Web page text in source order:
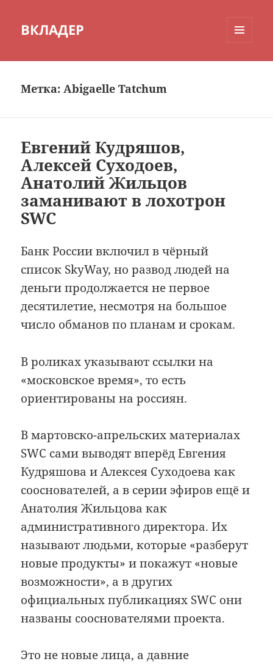
ВКЛАДЕР
Метка:Abigaelle Tatchum
Евгений Кудряшов,
Алексей Суходоев,
Анатолий Жильцов
заманивают в лохотрон
SWC
Банк России включил в чёрный
список SkyWay, но развод людей на
деньги продолжается не первое
десятилетие, несмотря на большое
число обманов по планам и срокам.
В роликах указывают ссылки на
«московское время», то есть
ориентированы на россиян.
В мартовско-апрельских материалах
SWC сами выводят вперёд Евгения
Кудряшова и Алексея Суходоева как
сооснователей, а в серии эфиров ещё и
Анатолия Жильцова как
административного директора. Их
называют людьми, которые «разберут
новые продукты» и покажут «новые
возможности», а в других
официальных публикациях SWC они
названы сооснователями проекта.
Это не новые лица, а давние